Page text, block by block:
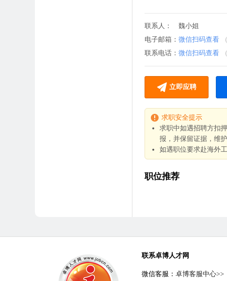
联系人：
魏小姐
电子邮箱： 微信扫码查看
联系电话： 微信扫码查看
立即应聘
求职安全提示
求职中如遇招聘方扣
报，并保留证据，维
如遇职位要求赴海外
职位推荐
联系卓博人才网
微信客服： 卓博客服中心>>